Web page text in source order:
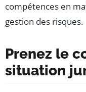
compétences en
gestion des risques.
Prenez le
situation